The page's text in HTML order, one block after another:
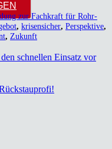
zur Fachkraft für Rohr-
, krisensicher, Perspektive,
, Zukunft
schnel­len Ein­satz vor